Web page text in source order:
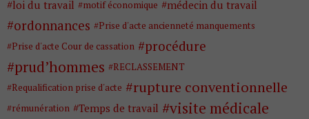
loi du travail motif économique médecin du travail
ordonnances
Prise d'acte ancienneté manquements
Prise d'acte Cour de cassation
procédure
prud’hommes
RECLASSEMENT
Requalification prise d'acte
rupture conventionnelle
rémunération Temps de travail visite médicale